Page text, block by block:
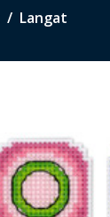
Langat